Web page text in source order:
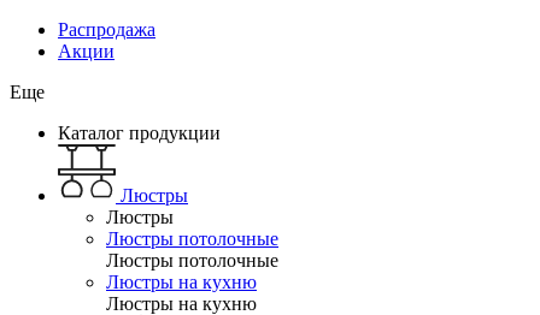
Распродажа
Акции
Еще
Каталог продукции
Люстры
Люстры
Люстры потолочные
Люстры потолочные
Люстры на кухню
Люстры на кухню